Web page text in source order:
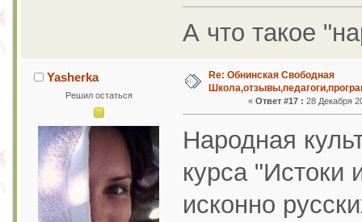
А что такое
Yasherka
Решил остаться
Re: Обнинская Свободная
« Ответ #17 : 28 Декабря
Народная
курса "Истоки
исконно